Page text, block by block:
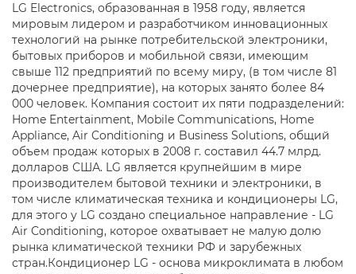
LG Electronics, образованная в 1958 году, является
мировым лидером и разработчиком инновационных
технологий на рынке потребительской электроники,
бытовых приборов и мобильной связи, имеющим
свыше 112 предприятий по всему миру, (в том числе 81
дочернее предприятие), на которых занято более 84
000 человек. Компания состоит их пяти подразделений:
Home Entertainment, Mobile Communications, Home
Appliance, Air Conditioning и Business Solutions, общий
объем продаж которых в 2008 г. составил 44.7 млрд.
долларов США. LG является крупнейшим в мире
производителем бытовой техники и электроники, в
том числе климатическая техника и кондиционеры LG,
для этого у LG создано специальное направление - LG
Air Conditioning, которое охватывает не малую долю
рынка климатической техники РФ и зарубежных
стран.Кондиционер LG - основа микроклимата в любом